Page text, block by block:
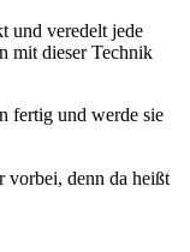
und veredelt jede
mit dieser Technik
fertig und werde sie
vorbei, denn da heißt